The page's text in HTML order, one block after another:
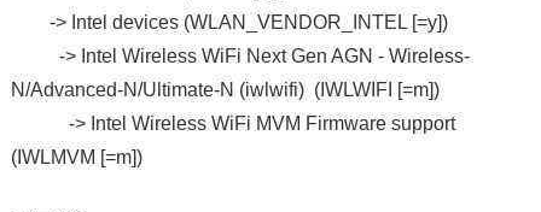
-> Intel devices (WLAN_VENDOR_INTEL [=y])
-> Intel Wireless WiFi Next Gen AGN - Wireless-
N/Advanced-N/Ultimate-N (iwlwifi) (IWLWIFI [=m])
-> Intel Wireless WiFi MVM Firmware support
(IWLMVM [=m])